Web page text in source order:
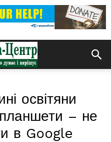
освітяни
– не
в Google